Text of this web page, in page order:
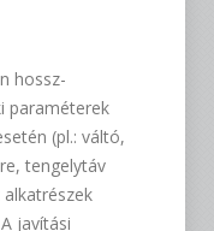
hossz-
paraméterek
(pl.: váltó,
tengelytáv
javítási